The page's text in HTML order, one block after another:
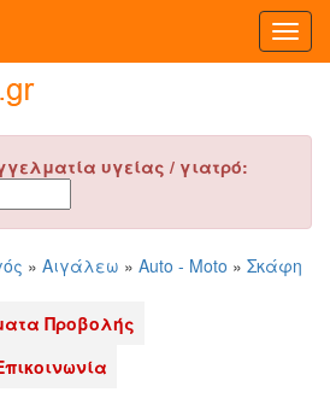
υγείας / γιατρό:
» Αιγάλεω » Auto - Moto » Σκάφη
Προβολής